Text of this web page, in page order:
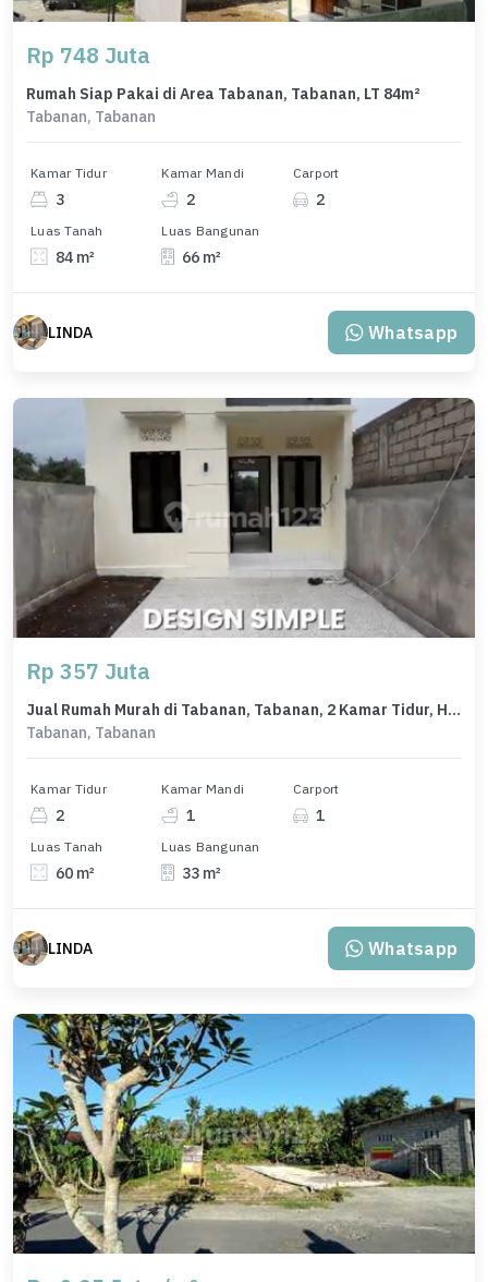
Rp 748 Juta
Rumah Siap Pakai di Area Tabanan, Tabanan, LT 84m²
Tabanan, Tabanan
Kamar Tidur
3
Kamar Mandi
2
Carport
2
Luas Tanah
84 m²
Luas Bangunan
66 m²
LINDA Whatsapp
Rp 357 Juta
Jual Rumah Murah di Tabanan, Tabanan, 2 Kamar Tidur, Harga Terbaik
Tabanan, Tabanan
Kamar Tidur
2
Kamar Mandi
1
Carport
1
Luas Tanah
60 m²
Luas Bangunan
33 m²
LINDA Whatsapp